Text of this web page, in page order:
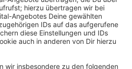
für das Album gibt es laut
Was sich aber wie ein roter
Album zieht ist die
Künstlern. Die kam wohl